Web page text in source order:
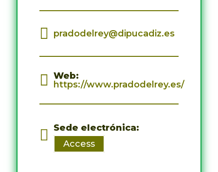
pradodelrey@dipucadiz.es
Web:
https://www.pradodelrey.es/
Sede electrónica:
Access